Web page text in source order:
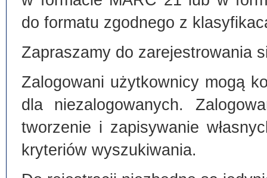
do formatu zgodnego z
Zapraszamy do zarejestrowania
Zalogowani użytkownicy mogą
dla niezalogowanych.
tworzenie i zapisywanie
kryteriów wyszukiwania.